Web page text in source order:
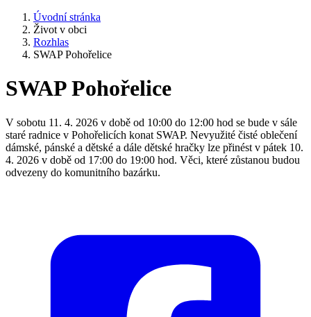
Úvodní stránka
Život v obci
Rozhlas
SWAP Pohořelice
SWAP Pohořelice
V sobotu 11. 4. 2026 v době od 10:00 do 12:00 hod se bude v sále
staré radnice v Pohořelicích konat SWAP. Nevyužité čisté oblečení
dámské, pánské a dětské a dále dětské hračky lze přinést v pátek 10.
4. 2026 v době od 17:00 do 19:00 hod. Věci, které zůstanou budou
odvezeny do komunitního bazárku.